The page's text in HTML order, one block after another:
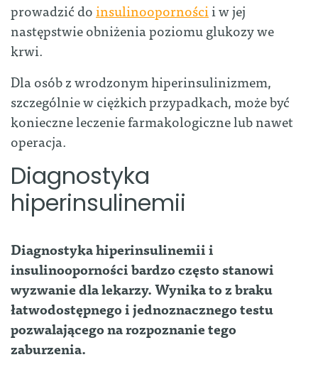
prowadzić doinsulinoopornościi w jej
następstwie obniżenia poziomu glukozy we
krwi.
Dla osób z wrodzonym hiperinsulinizmem,
szczególnie w ciężkich przypadkach, może być
konieczne leczenie farmakologiczne lub nawet
operacja.
Diagnostyka
hiperinsulinemii
Diagnostyka hiperinsulinemii i
insulinooporności bardzo często stanowi
wyzwanie dla lekarzy. Wynika to z braku
łatwodostępnego i jednoznacznego testu
pozwalającego na rozpoznanie tego
zaburzenia.